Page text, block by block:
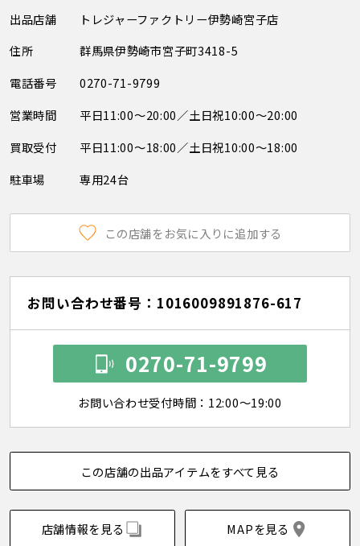
出品店舗
トレジャーファクトリー伊勢崎宮子店
住所
群馬県伊勢崎市宮子町3418-5
電話番号
0270-71-9799
営業時間
平日11:00～20:00／土日祝10:00～20:00
買取受付
平日11:00～18:00／土日祝10:00～18:00
駐車場
専用24台
この店舗をお気に入りに追加する
お問い合わせ番号：1016009891876-617
0270-71-9799
お問い合わせ受付時間：12:00～19:00
この店舗の出品アイテムをすべて見る
店舗情報を見る MAPを見る